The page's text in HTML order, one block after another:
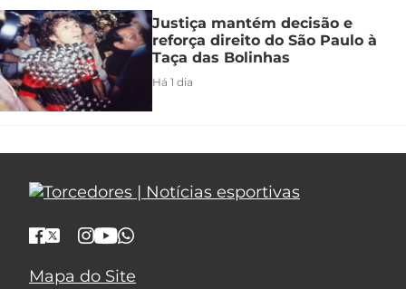
Justiça mantém decisão e
reforça direito do São Paulo à
Taça das Bolinhas
Há 1 dia
Mapa do Site